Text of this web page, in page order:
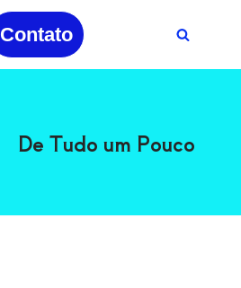
Contato
De Tudo um Pouco